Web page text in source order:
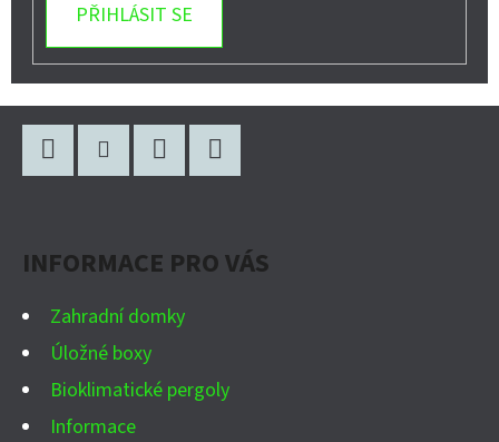
PŘIHLÁSIT SE
INFORMACE PRO VÁS
Zahradní domky
Úložné boxy
Bioklimatické pergoly
Informace